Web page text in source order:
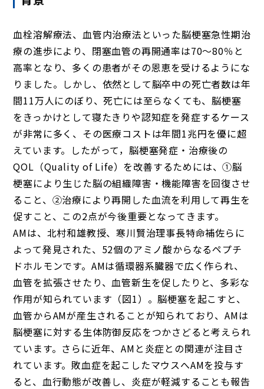
血栓溶解療法、血管内治療法といった脳梗塞急性期治
療の進歩により、閉塞血管の再開通率は70〜80％と
高率となり、多くの患者がその恩恵を受けるようにな
りました。しかし、依然として脳卒中の死亡者数は年
間11万人にのぼり、死亡には至らなくても、脳梗塞
をきっかけとして寝たきりや認知症を発症するケース
が非常に多く、その医療コストは年間1兆円を優に超
えています。したがって，脳梗塞発症・治療後の
QOL（Quality of Life）を改善するためには、①脳
梗塞により生じた脳の組織障害・機能障害を回復させ
ること、②治療により再開した血流を利用して再生を
促すこと、この2点が今後重要となってきます。
AMは、北村和雄教授、寒川賢治理事長特命補佐らに
よって発見された、52個のアミノ酸からなるペプチ
ドホルモンです。AMは循環器系臓器で広く作られ、
血管を拡張させたり、血管新生を促したりと、多彩な
作用が知られています（図1）。脳梗塞を起こすと、
血管からAMが産生されることが知られており、AMは
脳梗塞に対する生体防御反応をつかさどると考えられ
ています。さらに近年、AMと炎症との関連が注目さ
れています。敗血症を起こしたマウスへAMを投与す
ると、血行動態が改善し、炎症が軽減することも報告